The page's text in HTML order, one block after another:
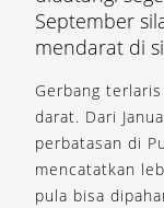
September
mendarat di
Gerbang
darat. Dari
perbatasan di
mencatatkan
pula bisa